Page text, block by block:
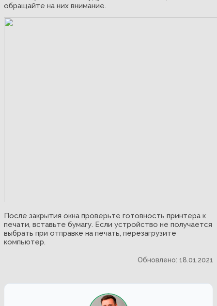
обращайте на них внимание.
После закрытия окна проверьте готовность принтера к
печати, вставьте бумагу. Если устройство не получается
выбрать при отправке на печать, перезагрузите
компьютер.
Обновлено: 18.01.2021